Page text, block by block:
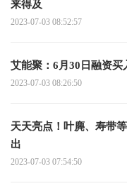
来得及
2023-07-03 08:52:57
艾能聚：6月30日融资买
2023-07-03 08:26:50
天天亮点！叶麂、寿带
出
2023-07-03 07:54:50